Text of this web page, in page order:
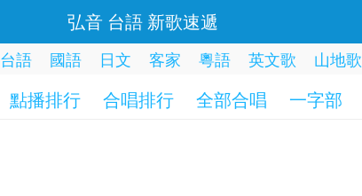
弘音 台語 新歌速遞
台語 國語 日文 客家 粵語 英文歌 山地歌
點播排行 合唱排行 全部合唱 一字部